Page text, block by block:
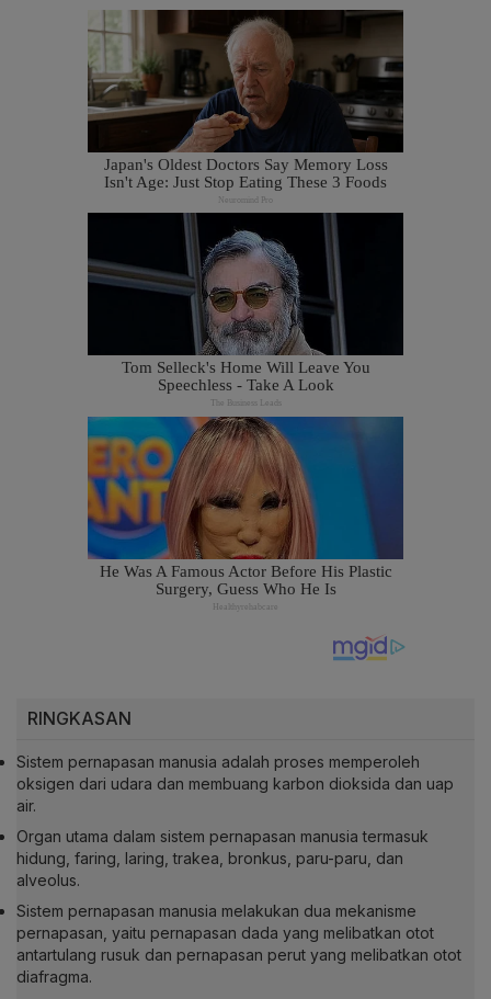
RINGKASAN
Sistem pernapasan manusia adalah proses memperoleh
oksigen dari udara dan membuang karbon dioksida dan uap
air.
Organ utama dalam sistem pernapasan manusia termasuk
hidung, faring, laring, trakea, bronkus, paru-paru, dan
alveolus.
Sistem pernapasan manusia melakukan dua mekanisme
pernapasan, yaitu pernapasan dada yang melibatkan otot
antartulang rusuk dan pernapasan perut yang melibatkan otot
diafragma.